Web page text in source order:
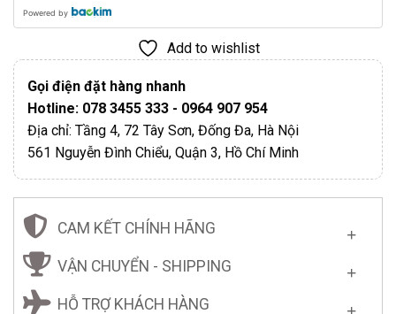
Powered by
Add to wishlist
Gọi điện đặt hàng nhanh
Hotline: 078 3455 333 - 0964 907 954
Địa chỉ: Tầng 4, 72 Tây Sơn, Đống Đa, Hà Nội
561 Nguyễn Đình Chiểu, Quận 3, Hồ Chí Minh
CAM KẾT CHÍNH HÃNG
VẬN CHUYỂN - SHIPPING
HỖ TRỢ KHÁCH HÀNG